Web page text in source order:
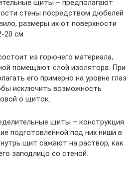
щиты – предполагают
стены посредством дюбелей
размеры их от поверхности
20 см.
из горючего материала,
помещают слой изолятора. При
его примерно на уровне глаз
исключить возможность
о щиток.
щиты – конструкция
подготовленной под них ниши в
щит сажают на раствор, как
заподлицо со стеной.